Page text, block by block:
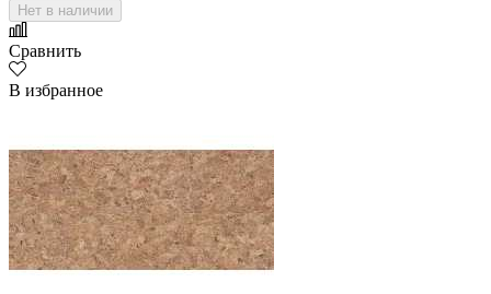
Нет в наличии
Сравнить
В избранное